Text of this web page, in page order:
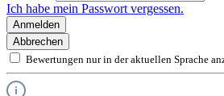
Produktanwendung
Sehr gute Schall,- Isolier,- und
Hervorragende Haftung auf
Schwer entflammbar - B1 nach DIN
Ich habe mein Passwort vergessen.
Anmelden
Abbrechen
Bewertungen nur in der aktuellen Sprache